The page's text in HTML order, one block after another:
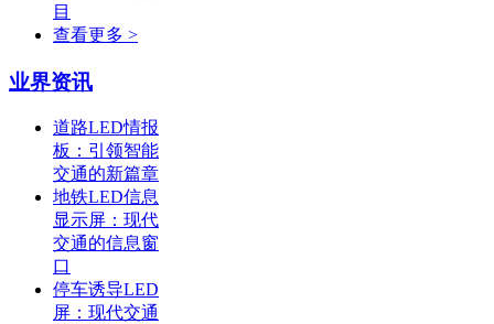
目
查看更多 >
业界资讯
道路LED情报
板：引领智能
交通的新篇章
地铁LED信息
显示屏：现代
交通的信息窗
口
停车诱导LED
屏：现代交通